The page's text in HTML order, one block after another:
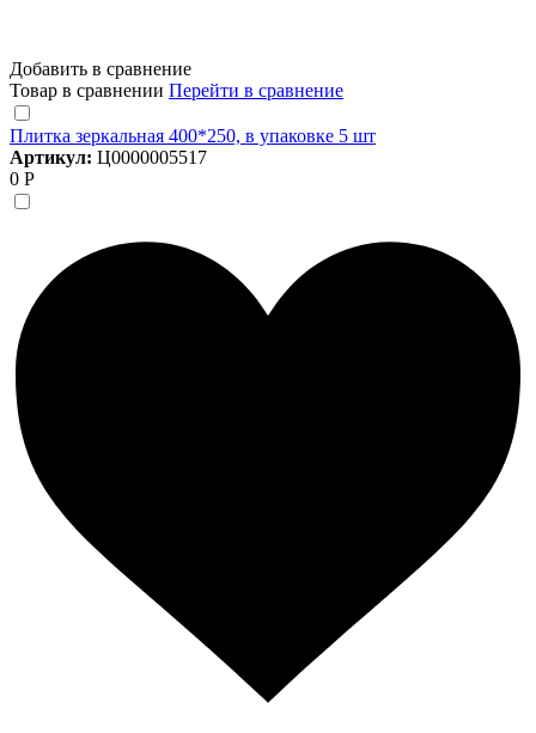
Добавить в сравнение
Товар в сравнении Перейти в сравнение
Плитка зеркальная 400*250, в упаковке 5 шт
Артикул: Ц0000005517
0 Р